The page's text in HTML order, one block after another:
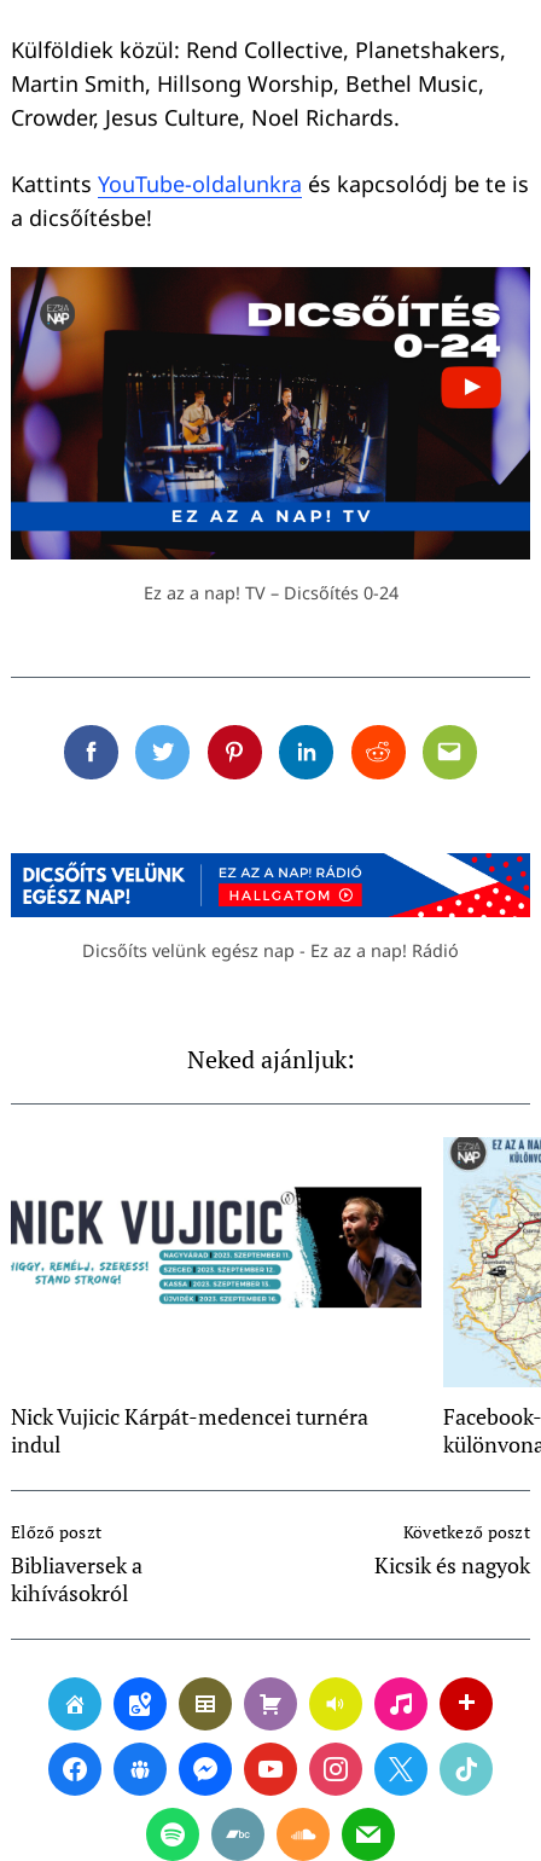
Külföldiek közül: Rend Collective, Planetshakers,
Martin Smith, Hillsong Worship, Bethel Music,
Crowder, Jesus Culture, Noel Richards.
Kattints YouTube-oldalunkra és kapcsolódj be te is
a dicsőítésbe!
Ez az a nap! TV – Dicsőítés 0-24
FacebookTwitterPinterestLinkedinRedditEmail
Dicsőíts velünk egész nap - Ez az a nap! Rádió
Neked ajánljuk:
Nick Vujicic Kárpát-medencei turnéra
indul
Navigation
Előző poszt
Bibliaversek a
kihívásokról
Következő poszt
Kicsik és nagyok